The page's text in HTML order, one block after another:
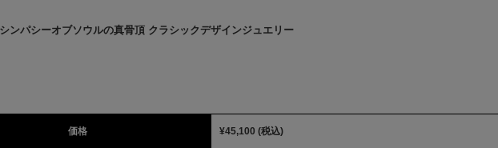
シンパシーオブソウルの真骨頂 クラシックデザインジュエリー
価格 ¥45,100 (税込)